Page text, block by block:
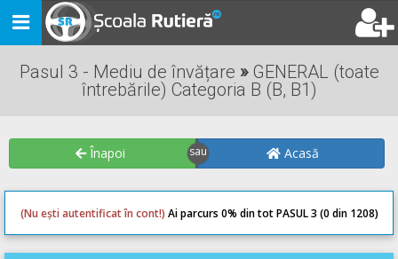
Toggle
navigation
Pasul 3 - Mediu de învățare »GENERAL (toate
întrebările) Categoria B (B, B1)
Înapoi Acasă
(Nu ești autentificat în cont!) Ai parcurs 0% din tot PASUL 3 (0 din 1208)